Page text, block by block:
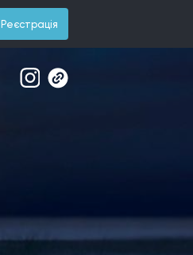
Реєстрація